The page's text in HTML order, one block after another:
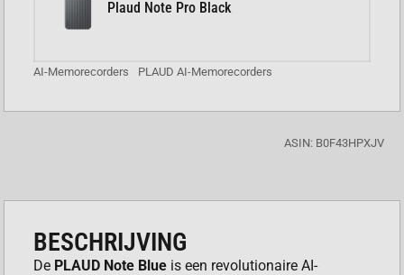
Plaud Note Pro Black
AI-Memorecorders PLAUD AI-Memorecorders
ASIN: B0F43HPXJV
BESCHRIJVING
De PLAUD Note Blue is een revolutionaire AI-